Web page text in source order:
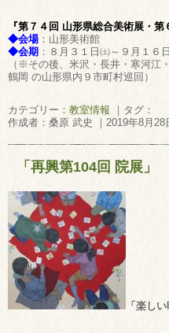
『第７４回 山形県総合美術展・第
◆会場：山形美術館
◆会期 ：８月３１日㈯～９月１６
（※その後、米沢・長井・寒河江
鶴岡 の山形県内９市町村巡回）
カテゴリー： 教室情報 ｜タグ：
作成者：桑原 武史 ｜2019年8月28
「再興第104回 院展」
「楽し